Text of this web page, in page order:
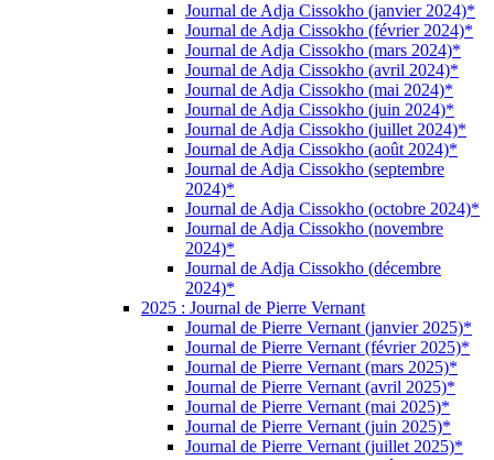
Journal de Adja Cissokho (janvier 2024)*
Journal de Adja Cissokho (février 2024)*
Journal de Adja Cissokho (mars 2024)*
Journal de Adja Cissokho (avril 2024)*
Journal de Adja Cissokho (mai 2024)*
Journal de Adja Cissokho (juin 2024)*
Journal de Adja Cissokho (juillet 2024)*
Journal de Adja Cissokho (août 2024)*
Journal de Adja Cissokho (septembre
2024)*
Journal de Adja Cissokho (octobre 2024)*
Journal de Adja Cissokho (novembre
2024)*
Journal de Adja Cissokho (décembre
2024)*
2025 : Journal de Pierre Vernant
Journal de Pierre Vernant (janvier 2025)*
Journal de Pierre Vernant (février 2025)*
Journal de Pierre Vernant (mars 2025)*
Journal de Pierre Vernant (avril 2025)*
Journal de Pierre Vernant (mai 2025)*
Journal de Pierre Vernant (juin 2025)*
Journal de Pierre Vernant (juillet 2025)*